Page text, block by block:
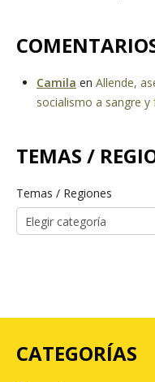
Camila en Allende,
socialismo a sangre y
TEMAS /
Temas / Regiones
CATEGORÍAS